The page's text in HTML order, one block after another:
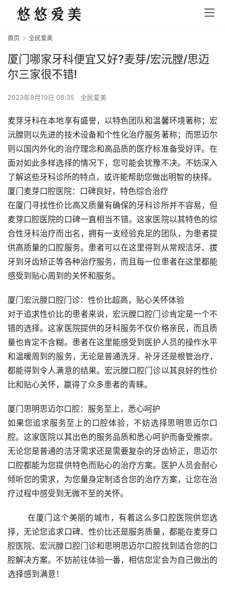
首页 全民爱美
厦门哪家牙科便宜又好?麦芽/宏沅膛/思迈
尔三家很不错!
2023年8月19日 08:35 全民爱美
麦芽牙科在本地享有盛誉，以特色团队和温馨环境著称；宏
沅膛则以先进的技术设备和个性化治疗服务著称；而思迈尔
则以国内外化的治疗理念和高品质的医疗标准备受好评。在
面对如此多样选择的情况下，您可能会犹豫不决。不妨深入
了解这些牙科诊所的特点，或许能帮助您做出明智的抉择。
厦门麦芽口腔医院：口碑良好，特色综合治疗
在厦门寻找性价比高又质量有确保的牙科诊所并不容易，但
麦芽口腔医院的口碑一直相当不错。这家医院以其特色的综
合性牙科治疗而出名，拥有一支经验充足的团队，为患者提
供高质量的口腔服务。患者可以在这里得到从常规洁牙、拔
牙到牙齿矫正等各种治疗服务，而且每一位患者在这里都能
感受到贴心周到的关怀和服务。
厦门宏沅膛口腔门诊：性价比超高，贴心关怀体验
对于追求性价比的患者来说，宏沅膛口腔门诊肯定是一个不
错的选择。这家医院提供的牙科服务不仅价格亲民，而且质
量也肯定不含糊。患者在这里能感受到医护人员的操作水平
和温暖周到的服务，无论是普通洗牙、补牙还是根管治疗，
都能得到令人满意的结果。宏沅膛口腔门诊以其良好的性价
比和贴心关怀，赢得了众多患者的青睐。
厦门思明思迈尔口腔：服务至上，悉心呵护
如果您追求服务至上的口腔体验，不妨选择思明思迈尔口
腔。这家医院以其出色的服务品质和悉心呵护而备受推崇。
无论您是普通的洁牙需求还是需要复杂的牙齿矫正，思迈尔
口腔都能为您提供特色而贴心的治疗方案。医护人员会耐心
倾听您的需求，为您量身定制适合您的治疗方案，让您在治
疗过程中感受到无微不至的关怀。
	在厦门这个美丽的城市，有着这么多口腔医院供您选
择，无论您追求口碑、性价比还是服务质量，都能在麦芽口
腔医院、宏沅膛口腔门诊和思明思迈尔口腔找到适合您的口
腔解决方案。不妨前往体验一番，相信您定会为自己做出的
选择感到满意！